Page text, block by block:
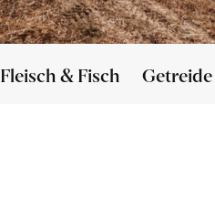
Fleisch & Fisch